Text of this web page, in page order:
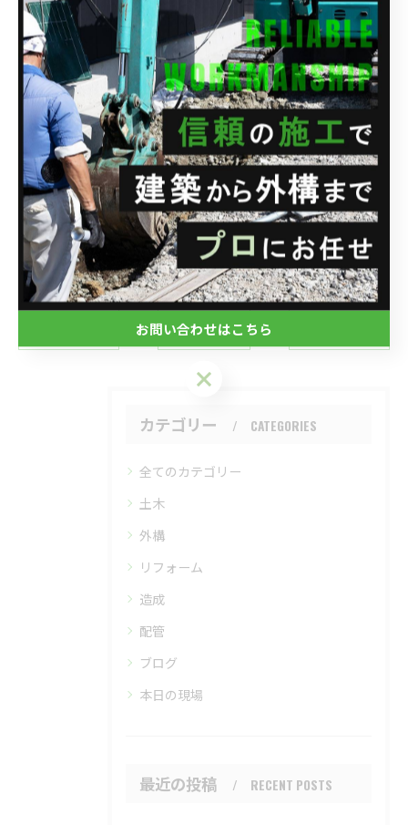
--
株式会社関興業
住所 : 埼玉県さいたま市西区水判土41-1
電話番号 : 048-788-1956
FAX番号 : 048-788-1957
--------------------------------------------------------------------
--
ブログ
一覧に戻る
カテゴリー CATEGORIES
全てのカテゴリー
土木
外構
リフォーム
造成
配管
ブログ
本日の現場
最近の投稿 RECENT POSTS
お問い合わせはこちら
お問い合わせはこちら